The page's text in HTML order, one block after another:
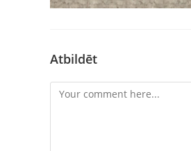
Atbildēt
Comment